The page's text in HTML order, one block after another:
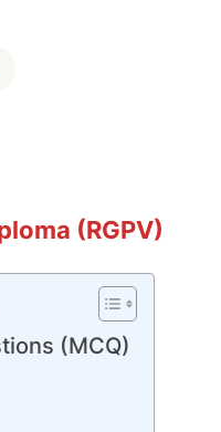
(RGPV)
(MCQ)